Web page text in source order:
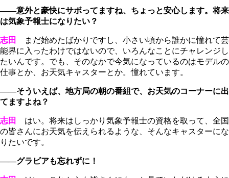
――意外と豪快にサボってますね、ちょっと安心します。将来
は気象予報士になりたい？
志田
まだ始めたばかりですし、小さい頃から誰かに憧れて芸
能界に入ったわけではないので、いろんなことにチャレンジし
たいんです。でも、そのなかで今気になっているのはモデルの
仕事とか、お天気キャスターとか。憧れています。
――そういえば、地方局の朝の番組で、お天気のコーナーに出
てますよね？
志田
はい。将来はしっかり気象予報士の資格を取って、全国
の皆さんにお天気を伝えられるような、そんなキャスターにな
りたいです。
――グラビアも忘れずに！